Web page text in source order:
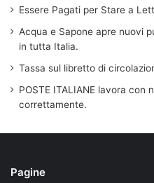
Essere Pagati per Stare a
Acqua e Sapone apre nuovi
in tutta Italia.
Tassa sul libretto di
POSTE ITALIANE lavora con
correttamente.
Pagine